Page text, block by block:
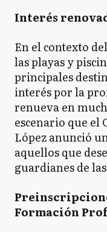
Interés
En el contexto
las playas y
principales
interés por la
renueva en
escenario que
López anunció
aquellos que
guardianes de
Formación